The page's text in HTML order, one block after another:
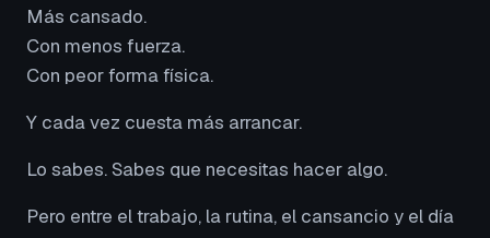
Más cansado.
Con menos fuerza.
Con peor forma física.
Y cada vez cuesta más arrancar.
Lo sabes. Sabes que necesitas hacer algo.
Pero entre el trabajo, la rutina, el cansancio y el día